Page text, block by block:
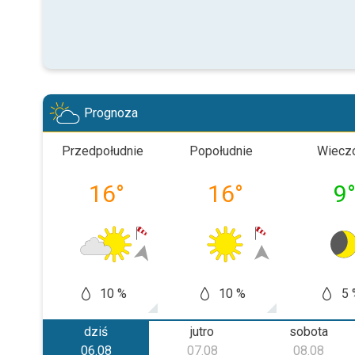
Prognoza
Przedpołudnie
16°
10 %
Popołudnie
16°
10 %
9°
5
dziś
06.08
jutro
07.08
sobota
08.08